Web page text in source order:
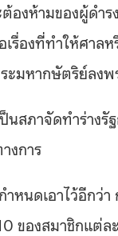
ห้ามของผู้ดำร
รื่องที่ทำให้ศา
ะมหากษัตริย์ลงพ
นสภาจัดทำร่าง
งการ
หนดเอาไว้อีก
ของสมาชิกแต่